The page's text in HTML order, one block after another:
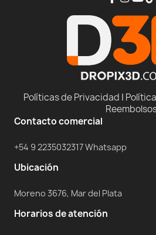
Políticas de Privacidad |
Contacto comercial
+54 9 2235032317 Whatsapp
Ubicación
Moreno 3676, Mar del Plata
Horarios de atención